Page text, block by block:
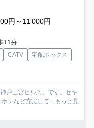
円～11,000円
11分
CATV
宅配ボックス
戸三宮ヒルズ」です。セキ
ンなど充実して...
もっと見